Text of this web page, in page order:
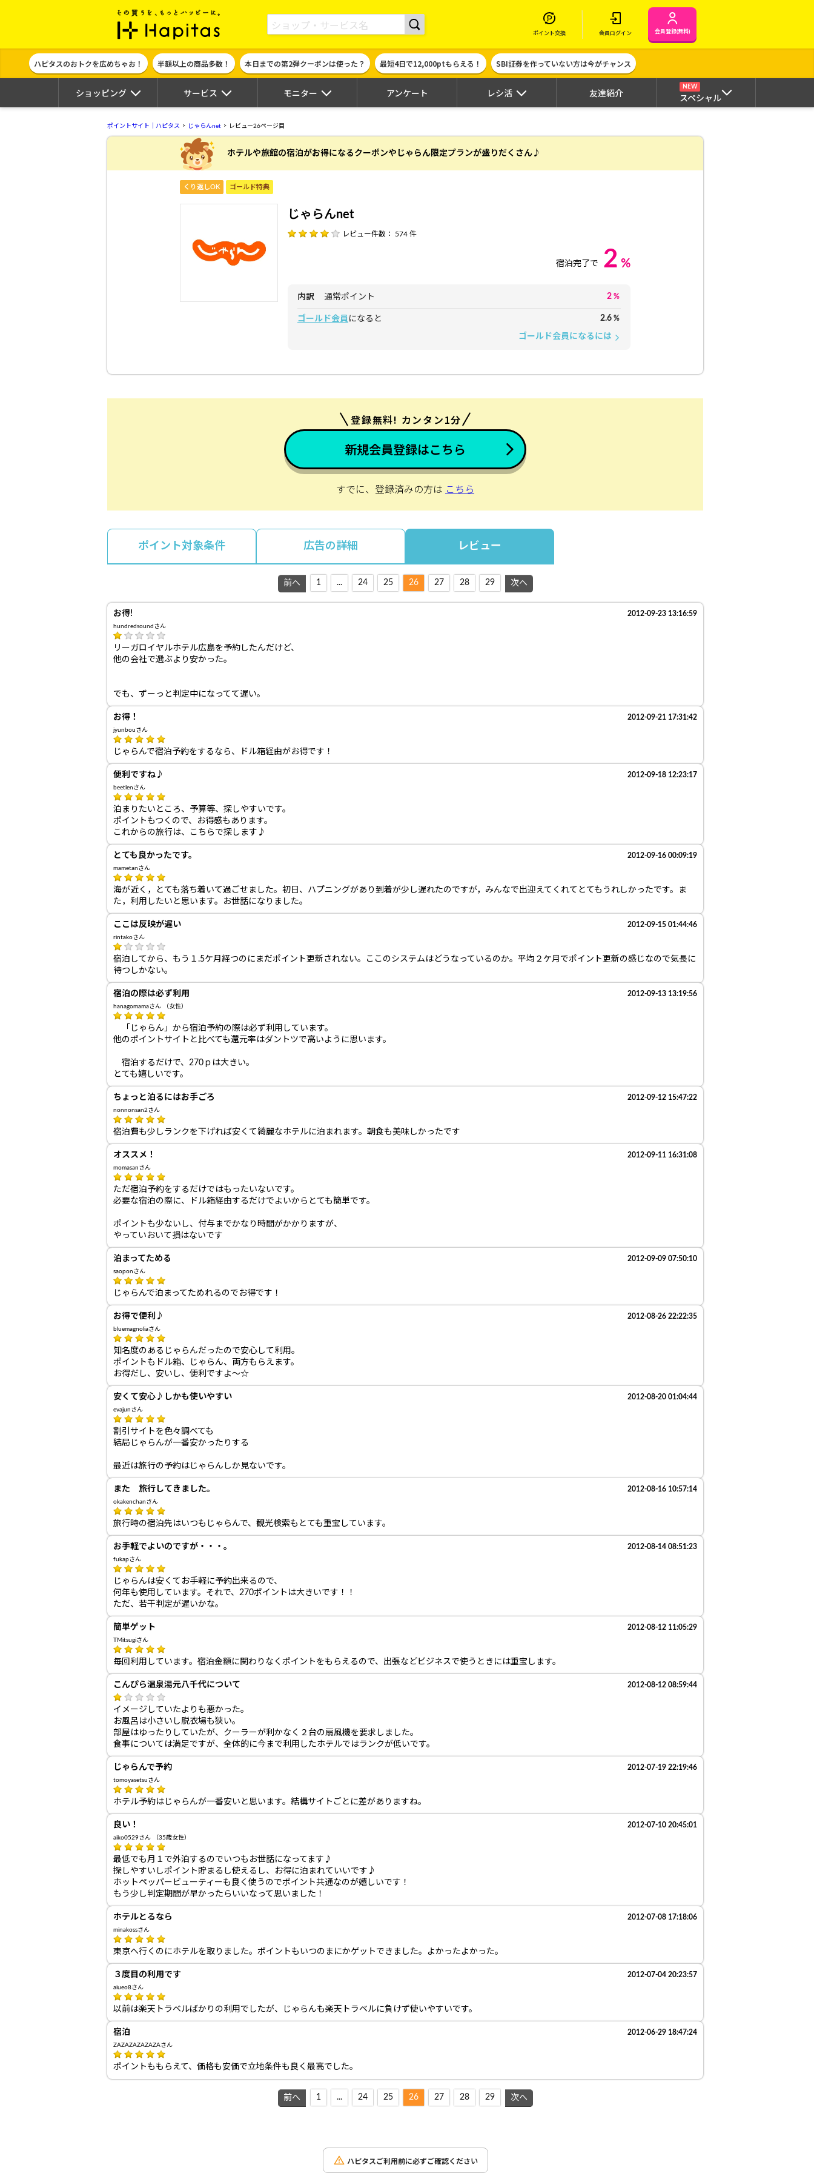
ポイント貯めて現金やギフト券に交換できるポイントサイト | ハピタス
ポイント交換 会員ログイン 会員登録(無料)
ハピタスのおトクを広めちゃお！ 半額以上の商品多数！ 本日までの第2弾クーポンは使った？ 最短4日で12,000ptもらえる！ SBI証券を作っていない方は今がチャンス
ショッピング サービス モニター アンケート レシ活 友達紹介
NEW
スペシャル
ポイントサイト｜ハピタス じゃらんnet レビュー26ページ目
ホテルや旅館の宿泊がお得になるクーポンやじゃらん限定プランが盛りだくさん♪
くり返しOK ゴールド特典
じゃらんnet
レビュー件数： 574 件
宿泊完了で 2 %
内訳 通常ポイント 2 %
ゴールド会員 になると 2.6 %
ゴールド会員になるには arrow_forward_ios
登録無料! カンタン1分
新規会員登録はこちら
すでに、登録済みの方は こちら
ポイント対象条件 広告の詳細 レビュー
前へ 1 ... 24 25 26 27 28 29 次へ
お得! 2012-09-23 13:16:59
hundredsoundさん
リーガロイヤルホテル広島を予約したんだけど、
他の会社で選ぶより安かった。
でも、ずーっと判定中になってて遅い。
お得！ 2012-09-21 17:31:42
jyunbouさん
じゃらんで宿泊予約をするなら、ドル箱経由がお得です！
便利ですね♪ 2012-09-18 12:23:17
beetlenさん
泊まりたいところ、予算等、探しやすいです。
ポイントもつくので、お得感もあります。
これからの旅行は、こちらで探します♪
とても良かったです。 2012-09-16 00:09:19
mametanさん
海が近く，とても落ち着いて過ごせました。初日、ハプニングがあり到着が少し遅れたのですが，みんなで出迎えてくれてとてもうれしかったです。ま
た，利用したいと思います。お世話になりました。
ここは反映が遅い 2012-09-15 01:44:46
rintakoさん
宿泊してから、もう１.5ケ月経つのにまだポイント更新されない。ここのシステムはどうなっているのか。平均２ケ月でポイント更新の感じなので気長に
待つしかない。
宿泊の際は必ず利用 2012-09-13 13:19:56
hanagomamaさん （女性）
「じゃらん」から宿泊予約の際は必ず利用しています。
他のポイントサイトと比べても還元率はダントツで高いように思います。
宿泊するだけで、270ｐは大きい。
とても嬉しいです。
ちょっと泊るにはお手ごろ 2012-09-12 15:47:22
nonnonsan2さん
宿泊費も少しランクを下げれば安くて綺麗なホテルに泊まれます。朝食も美味しかったです
オススメ！ 2012-09-11 16:31:08
momasanさん
ただ宿泊予約をするだけではもったいないです。
必要な宿泊の際に、ドル箱経由するだけでよいからとても簡単です。
ポイントも少ないし、付与までかなり時間がかかりますが、
やっていおいて損はないです
泊まってためる 2012-09-09 07:50:10
saoponさん
じゃらんで泊まってためれるのでお得です！
お得で便利♪ 2012-08-26 22:22:35
bluemagnoliaさん
知名度のあるじゃらんだったので安心して利用。
ポイントもドル箱、じゃらん、両方もらえます。
お得だし、安いし、便利ですよ～☆
安くて安心♪しかも使いやすい 2012-08-20 01:04:44
evajunさん
割引サイトを色々調べても
結局じゃらんが一番安かったりする
最近は旅行の予約はじゃらんしか見ないです。
また 旅行してきました。 2012-08-16 10:57:14
okakenchanさん
旅行時の宿泊先はいつもじゃらんで、観光検索もとても重宝しています。
お手軽でよいのですが・・・。 2012-08-14 08:51:23
fukapさん
じゃらんは安くてお手軽に予約出来るので、
何年も使用しています。それで、270ポイントは大きいです！！
ただ、若干判定が遅いかな。
簡単ゲット 2012-08-12 11:05:29
TMitsugiさん
毎回利用しています。宿泊金額に関わりなくポイントをもらえるので、出張などビジネスで使うときには重宝します。
こんぴら温泉湯元八千代について 2012-08-12 08:59:44
イメージしていたよりも悪かった。
お風呂は小さいし脱衣場も狭い。
部屋はゆったりしていたが、クーラーが利かなく２台の扇風機を要求しました。
食事については満足ですが、全体的に今まで利用したホテルではランクが低いです。
じゃらんで予約 2012-07-19 22:19:46
tomoyasetsuさん
ホテル予約はじゃらんが一番安いと思います。結構サイトごとに差がありますね。
良い！ 2012-07-10 20:45:01
aiko0529さん （35歳女性）
最低でも月１で外泊するのでいつもお世話になってます♪
探しやすいしポイント貯まるし使えるし、お得に泊まれていいです♪
ホットペッパービューティーも良く使うのでポイント共通なのが嬉しいです！
もう少し判定期間が早かったらいいなって思いました！
ホテルとるなら 2012-07-08 17:18:06
minakossさん
東京へ行くのにホテルを取りました。ポイントもいつのまにかゲットできました。よかったよかった。
３度目の利用です 2012-07-04 20:23:57
aiueo8さん
以前は楽天トラベルばかりの利用でしたが、じゃらんも楽天トラベルに負けず使いやすいです。
宿泊 2012-06-29 18:47:24
ZAZAZAZAZAZAさん
ポイントももらえて、価格も安価で立地条件も良く最高でした。
前へ 1 ... 24 25 26 27 28 29 次へ
ハピタスご利用前に必ずご確認ください